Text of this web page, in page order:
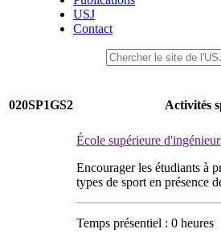
USJ
Contact
020SP1GS2 Activités
École supérieure
Encourager les étudiants à
types de sport en présence
Temps présentiel : 0 heures